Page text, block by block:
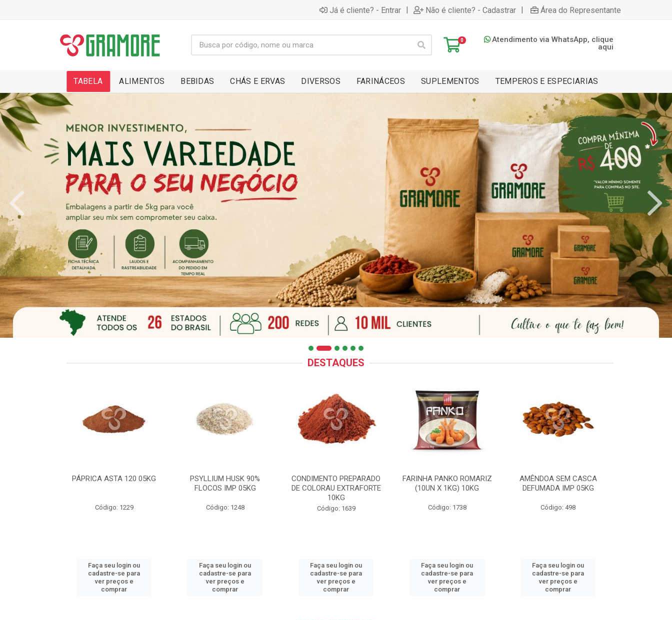
Já é cliente? - Entrar | Não é cliente? - Cadastrar | Área do Representante
0
Atendimento via WhatsApp, clique
aqui
TABELA ALIMENTOS BEBIDAS CHÁS E ERVAS DIVERSOS FARINÁCEOS SUPLEMENTOS TEMPEROS E ESPECIARIAS
DESTAQUES
PÁPRICA ASTA 120 05KG
Código: 1229
Faça seu login ou
cadastre-se para
ver preços e
comprar
PSYLLIUM HUSK 90%
FLOCOS IMP 05KG
Código: 1248
Faça seu login ou
cadastre-se para
ver preços e
comprar
CONDIMENTO PREPARADO
DE COLORAU EXTRAFORTE
10KG
Código: 1639
Faça seu login ou
cadastre-se para
ver preços e
comprar
FARINHA PANKO ROMARIZ
(10UN X 1KG) 10KG
Código: 1738
Faça seu login ou
cadastre-se para
ver preços e
comprar
AMÊNDOA SEM CASCA
DEFUMADA IMP 05KG
Código: 498
Faça seu login ou
cadastre-se para
ver preços e
comprar